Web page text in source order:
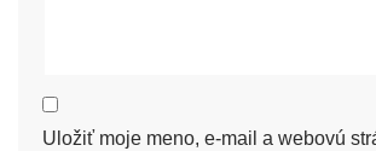
Uložiť moje meno, e-mail a webovú